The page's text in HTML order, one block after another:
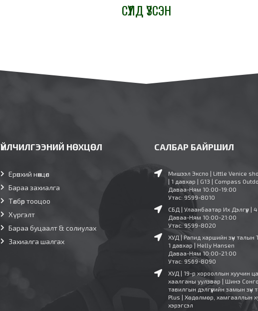
СҮҮЛД ҮЗСЭН
ҮЙЛЧИЛГЭЭНИЙ НӨХЦӨЛ
Ерөнхий нөхцөл
Бараа захиалга
Төлбөр тооцоо
Хүргэлт
Бараа буцаалт & солиулах
Захиалга шалгах
САЛБАР БАЙРШИЛ
Мишээл Экспо | Little Venice
| 1 давхар | G13 | Compass
Даваа-Ням 10:00-19:00
Утас: 9599-8010
СБД | Улаанбаатар Их Дэлгүүр |
Даваа-Ням 10:00-21:00
Утас: 9599-8020
ХУД | Рапид харшийн зүүн талын
1 давхар | Helly Hansen
Даваа-Ням 10:00-21:00
Утас: 9569-8090
ХУД | 19-р хорооллын хуучин
хаалганы уулзвар | Шинэ
тавилгын дэлгүүрийн замын зүүн
Plus | Хөдөлмөр, хамгааллын
хэрэгсэл